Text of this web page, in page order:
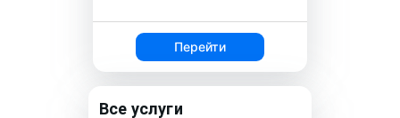
Перейти
Все услуги